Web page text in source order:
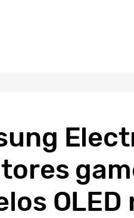
OLED